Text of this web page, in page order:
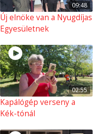
09:48
Új elnöke van a Nyugdíjas
Egyesületnek
02:55
Kapálógép verseny a
Kék-tónál